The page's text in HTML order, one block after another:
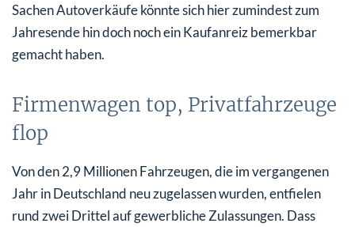
Sachen Autoverkäufe könnte sich hier zumindest zum
Jahresende hin doch noch ein Kaufanreiz bemerkbar
gemacht haben.
Firmenwagen top, Privatfahrzeuge
flop
Von den 2,9 Millionen Fahrzeugen, die im vergangenen
Jahr in Deutschland neu zugelassen wurden, entfielen
rund zwei Drittel auf gewerbliche Zulassungen. Dass